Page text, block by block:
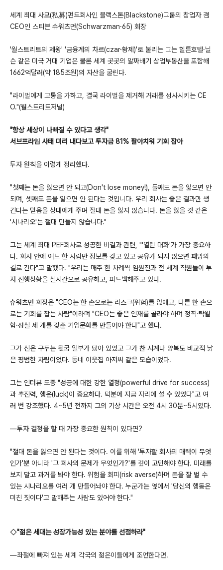
세계 최대 사모(私募)펀드회사인 블랙스톤(Blackstone)그룹의 창업자 겸
CEO인 스티븐 슈워츠먼(Schwarzman·65) 회장
'월스트리트의 제왕' '금융계의 차르(czar·황제)'로 불리는 그는 힐튼호텔·닐
슨 같은 미국 거대 기업은 물론 세계 곳곳의 알짜배기 상업부동산을 포함해
1662억달러(약 185조원)의 자산을 굴린다.
"라이벌에게 고통을 가하고, 결국 라이벌을 제거해 거래를 성사시키는 CE
O."(월스트리트저널)
"항상 세상이 나빠질 수 있다고 생각"
서브프라임 사태 미리 내다보고 투자금 81% 팔아치워 기회 잡아
투자 원칙을 이렇게 정리했다.
"첫째는 돈을 잃으면 안 되고(Don't lose money!), 둘째도 돈을 잃으면 안
되며, 셋째도 돈을 잃으면 안 된다는 것입니다. 우리 회사는 좋은 결과만 생
긴다는 믿음을 상대에게 주며 절대 돈을 잃지 않습니다. 돈을 잃을 것 같은
'시나리오'는 절대 만들지 않습니다."
그는 세계 최대 PEF회사로 성공한 비결과 관련, "'열린 대화'가 가장 중요하
다. 회사 안에 어느 한 사람만 정보를 갖고 있고 공유가 되지 않으면 패망의
길로 간다"고 말했다. "우리는 매주 한 차례씩 임원진과 전 세계 직원들이 투
자 진행상황을 실시간으로 공유하고, 피드백해주고 있다.
슈워츠먼 회장은 "CEO는 한 손으로는 리스크(위험)를 없애고, 다른 한 손으
로는 기회를 잡는 사람"이라며 "CEO는 좋은 인재를 골라야 하며 정직·탁월
함·성실 세 개를 갖춘 기업문화를 만들어야 한다"고 했다.
그가 신은 구두는 뒷굽 일부가 닳아 있었고 그가 찬 시계나 양복도 비교적 낡
은 평범한 차림이었다. 동네 이웃집 아저씨 같은 모습이었다.
그는 인터뷰 도중 "성공에 대한 강한 열정(powerful drive for success)
과 추진력, 행운(luck)이 중요하다. 덕분에 지금 자리에 설 수 있었다"고 여
러 번 강조했다. 4~5년 전까지 그의 기상 시간은 오전 4시 30분~5시였다.
―투자 결정을 할 때 가장 중요한 원칙이 있다면?
"절대 돈을 잃으면 안 된다는 것이다. 이를 위해 '투자할 회사의 매력이 무엇
인가'뿐 아니라 '그 회사의 문제가 무엇인가?'를 깊이 고민해야 한다. 미래를
보지 말고 과거를 봐야 한다. 위험을 회피(risk averse)하며 돈을 잘 벌 수
있는 시나리오를 여러 개 만들어놔야 한다. 누군가는 옆에서 '당신의 행동은
미친 짓이다'고 말해주는 사람도 있어야 한다."
◇"젊은 세대는 성장가능성 있는 분야를 선점하라"
―좌절에 빠져 있는 세계 각국의 젊은이들에게 조언한다면.